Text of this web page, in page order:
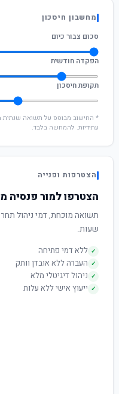
מחשבון חיסכון
סכום צבור כיום
הפקדה חודשית
תקופת חיסכון
עתידיות. להמחשה בלבד.
הצטרפות ופנייה
הצטרפו למור פנסיה
שעות.
✓ ללא דמי פתיחה
✓ העברה ללא אובדן וותק
✓ ניהול דיגיטלי מלא
✓ ייעוץ אישי ללא עלות